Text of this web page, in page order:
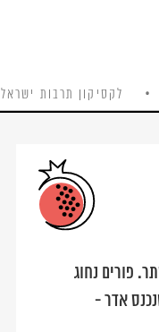
לקסיקון תרבות ישראל
פורים נחוג
אדר -